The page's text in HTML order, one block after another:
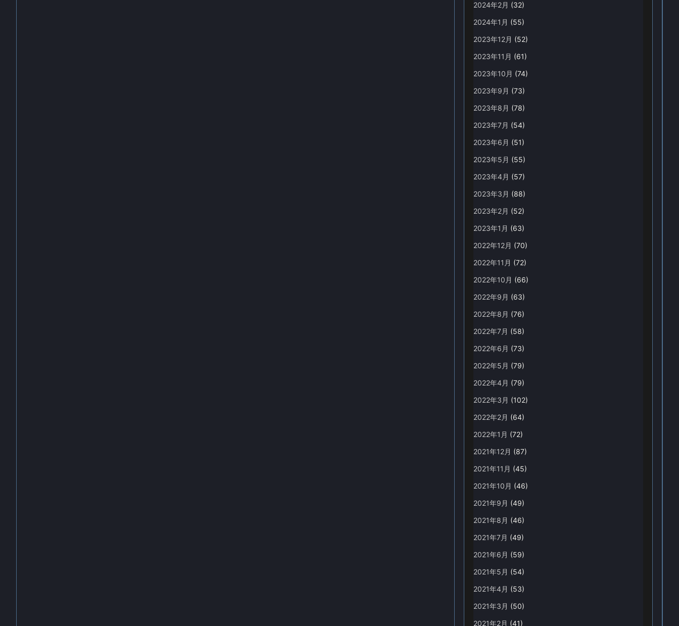
2024年2月 (32)
2024年1月 (55)
2023年12月 (52)
2023年11月 (61)
2023年10月 (74)
2023年9月 (73)
2023年8月 (78)
2023年7月 (54)
2023年6月 (51)
2023年5月 (55)
2023年4月 (57)
2023年3月 (88)
2023年2月 (52)
2023年1月 (63)
2022年12月 (70)
2022年11月 (72)
2022年10月 (66)
2022年9月 (63)
2022年8月 (76)
2022年7月 (58)
2022年6月 (73)
2022年5月 (79)
2022年4月 (79)
2022年3月 (102)
2022年2月 (64)
2022年1月 (72)
2021年12月 (87)
2021年11月 (45)
2021年10月 (46)
2021年9月 (49)
2021年8月 (46)
2021年7月 (49)
2021年6月 (59)
2021年5月 (54)
2021年4月 (53)
2021年3月 (50)
2021年2月 (41)